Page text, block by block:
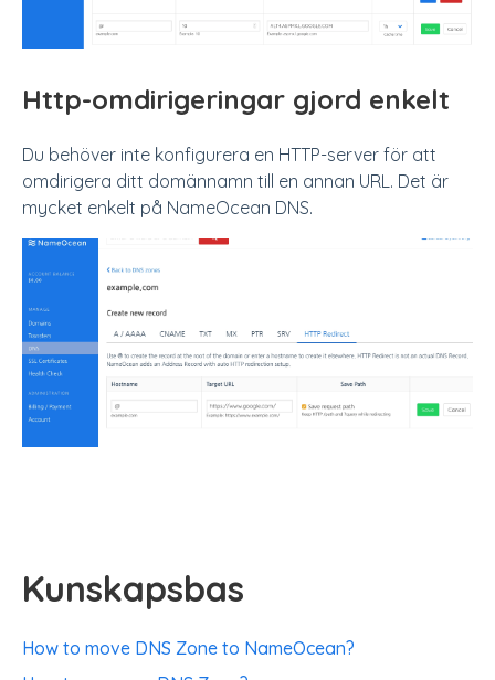
Http-omdirigeringar gjord enkelt
Du behöver inte konfigurera en HTTP-server för att
omdirigera ditt domännamn till en annan URL. Det är
mycket enkelt på NameOcean DNS.
Kunskapsbas
How to move DNS Zone to NameOcean?